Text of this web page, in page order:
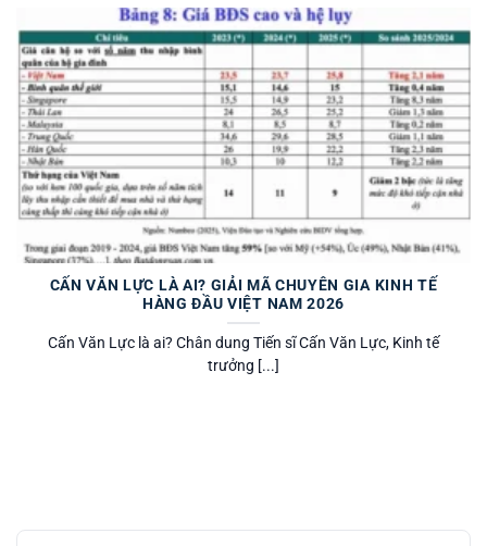
CẤN VĂN LỰC LÀ AI? GIẢI MÃ CHUYÊN GIA KINH TẾ
HÀNG ĐẦU VIỆT NAM 2026
Cấn Văn Lực là ai? Chân dung Tiến sĩ Cấn Văn Lực, Kinh tế
trưởng [...]